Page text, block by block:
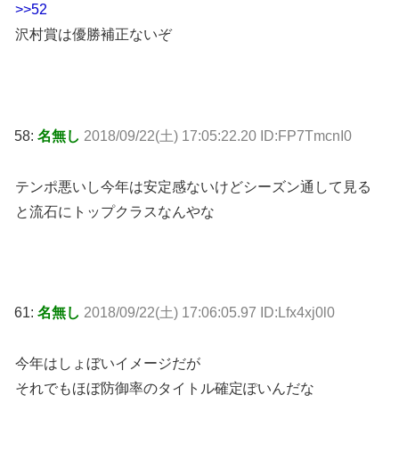
>>52
沢村賞は優勝補正ないぞ
58: 名無し 2018/09/22(土) 17:05:22.20 ID:FP7TmcnI0
テンポ悪いし今年は安定感ないけどシーズン通して見る
と流石にトップクラスなんやな
61: 名無し 2018/09/22(土) 17:06:05.97 ID:Lfx4xj0l0
今年はしょぼいイメージだが
それでもほぼ防御率のタイトル確定ぽいんだな